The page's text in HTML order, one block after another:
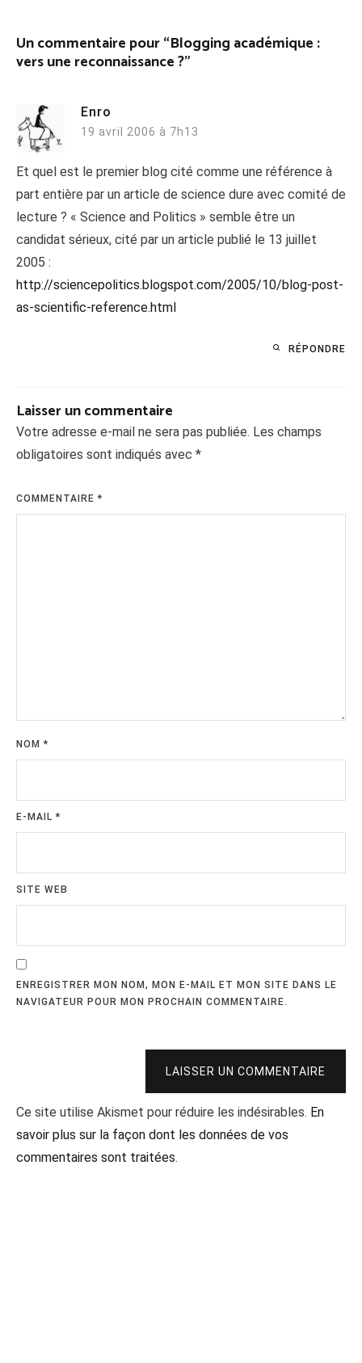
Un commentaire pour “Blogging académique :
vers une reconnaissance ?”
Enro
19 avril 2006 à 7h13
Et quel est le premier blog cité comme une référence à
part entière par un article de science dure avec comité de
lecture ? « Science and Politics » semble être un
candidat sérieux, cité par un article publié le 13 juillet
2005 :
http://sciencepolitics.blogspot.com/2005/10/blog-post-
as-scientific-reference.html
RÉPONDRE
Laisser un commentaire
Votre adresse e-mail ne sera pas publiée. Les champs
obligatoires sont indiqués avec *
COMMENTAIRE*
NOM*
E-MAIL*
SITE WEB
ENREGISTRER MON NOM, MON E-MAIL ET MON SITE DANS LE
NAVIGATEUR POUR MON PROCHAIN COMMENTAIRE.
LAISSER UN COMMENTAIRE
Ce site utilise Akismet pour réduire les indésirables. En
savoir plus sur la façon dont les données de vos
commentaires sont traitées.